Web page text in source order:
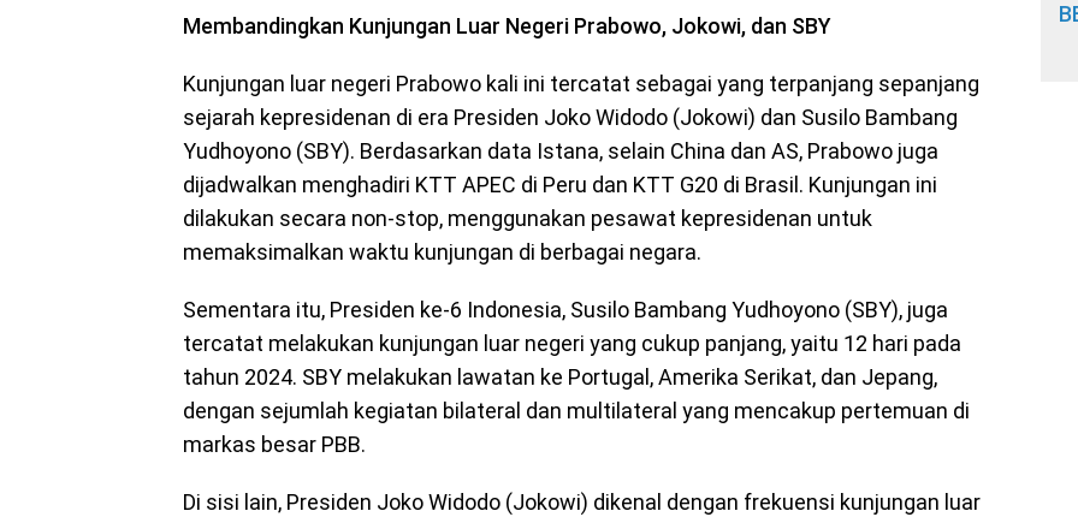
Membandingkan Kunjungan Luar Negeri Prabowo, Jokowi, dan SBY
Kunjungan luar negeri Prabowo kali ini tercatat sebagai yang terpanjang sepanjang
sejarah kepresidenan di era Presiden Joko Widodo (Jokowi) dan Susilo Bambang
Yudhoyono (SBY). Berdasarkan data Istana, selain China dan AS, Prabowo juga
dijadwalkan menghadiri KTT APEC di Peru dan KTT G20 di Brasil. Kunjungan ini
dilakukan secara non-stop, menggunakan pesawat kepresidenan untuk
memaksimalkan waktu kunjungan di berbagai negara.
Sementara itu, Presiden ke-6 Indonesia, Susilo Bambang Yudhoyono (SBY), juga
tercatat melakukan kunjungan luar negeri yang cukup panjang, yaitu 12 hari pada
tahun 2024. SBY melakukan lawatan ke Portugal, Amerika Serikat, dan Jepang,
dengan sejumlah kegiatan bilateral dan multilateral yang mencakup pertemuan di
markas besar PBB.
Di sisi lain, Presiden Joko Widodo (Jokowi) dikenal dengan frekuensi kunjungan luar